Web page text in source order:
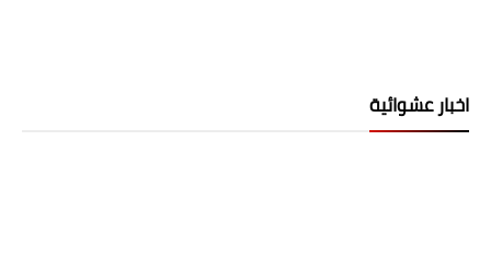
اخبار عشوائية